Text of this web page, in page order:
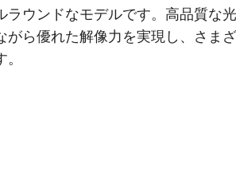
ラウンドなモデルです。高品質な
がら優れた解像力を実現し、さま